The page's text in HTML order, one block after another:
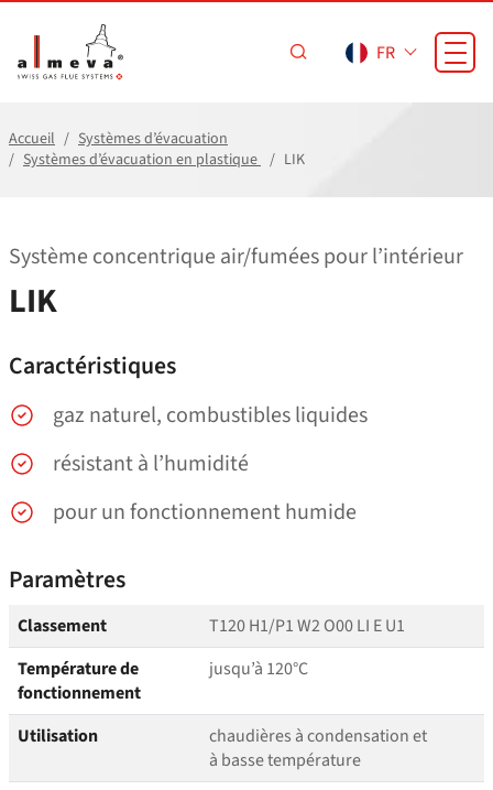
FR
Accueil
Systèmes d’évacuation
Systèmes d’évacuation en plastique
LIK
Système concentrique air/​fumées pour l’intérieur
LIK
Caractéristiques
gaz naturel, combustibles liquides
résistant à l’humidité
pour un fonctionnement humide
Paramètres
Classement
T120 H1/P1 W2 O00 LI E U1
Température de
fonctionnement
jusqu’à 120°C
Utilisation
chaudières à condensation et
à basse température